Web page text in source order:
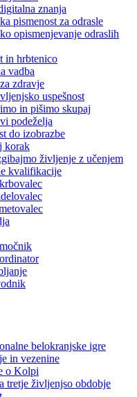
znanja
pismenost za odrasle
opismenjevanje odraslih
in hrbtenico
vadba
zdravje
uspešnost
in pišimo skupaj
podeželja
do izobrazbe
korak
življenje z učenjem
kvalifikacije
belokranjske igre
in vezenine
o Kolpi
tretje življenjso obdobje